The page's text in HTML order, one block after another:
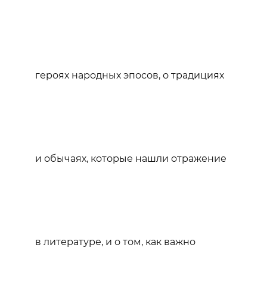
героях народных эпосов, о традициях
и обычаях, которые нашли отражение
в литературе, и о том, как важно